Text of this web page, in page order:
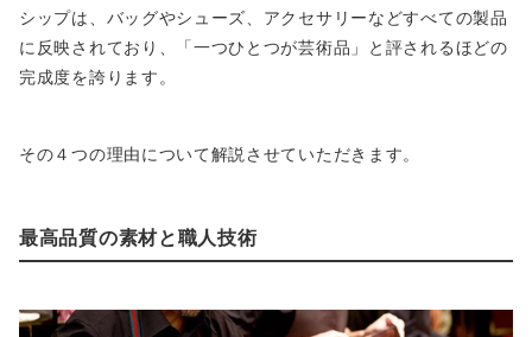
シップは、バッグやシューズ、アクセサリーなどすべての製品
に反映されており、「一つひとつが芸術品」と評されるほどの
完成度を誇ります。
その４つの理由について解説させていただきます。
最高品質の素材と職人技術